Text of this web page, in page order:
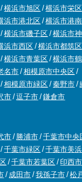
横浜市旭区
横浜市栄区
浜市港北区
横浜市港
横浜市磯子区
横浜市
浜市西区
横浜市都筑区
横浜市青葉区
横浜市
名市
相模原市中央区
相模原市緑区 秦野市
市 逗子市 鎌倉市
市 勝浦市
千葉市中央
千葉市緑区
千葉市美
千葉市若葉区 印西市
成田市 我孫子市 松